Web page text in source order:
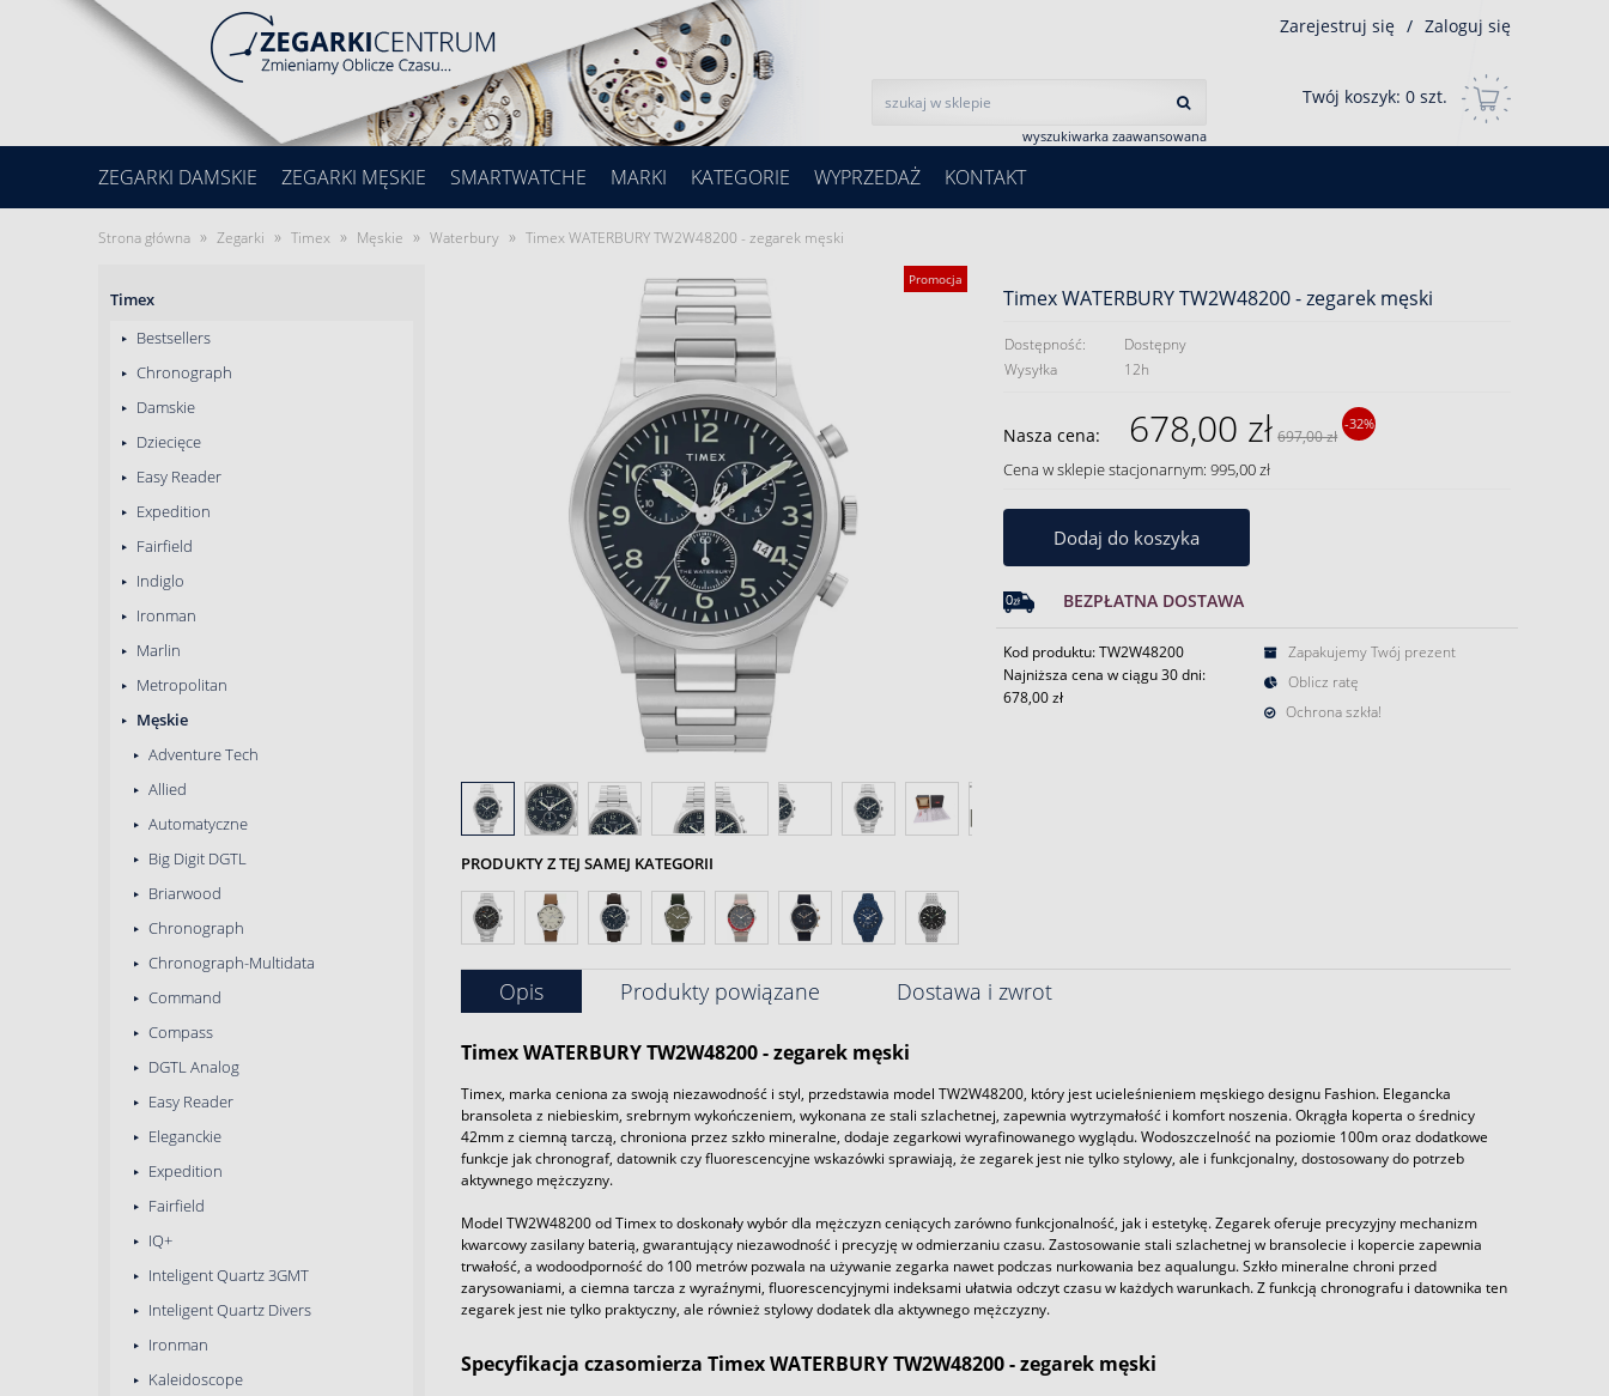
wyszukiwarka zaawansowana
Zarejestruj się / Zaloguj się
Twój koszyk: 0 szt.
ZEGARKI DAMSKIE ZEGARKI MĘSKIE SMARTWATCHE MARKI KATEGORIE WYPRZEDAŻ KONTAKT
Strona główna » Zegarki » Timex » Męskie » Waterbury » Timex WATERBURY TW2W48200 - zegarek męski
Timex
Bestsellers
Chronograph
Damskie
Dziecięce
Easy Reader
Expedition
Fairfield
Indiglo
Ironman
Marlin
Metropolitan
Męskie
Adventure Tech
Allied
Automatyczne
Big Digit DGTL
Briarwood
Chronograph
Chronograph-Multidata
Command
Compass
DGTL Analog
Easy Reader
Eleganckie
Expedition
Fairfield
IQ+
Inteligent Quartz 3GMT
Inteligent Quartz Divers
Ironman
Kaleidoscope
Promocja
PRODUKTY Z TEJ SAMEJ KATEGORII
Timex WATERBURY TW2W48200 - zegarek męski
Dostępność:
Dostępny
Wysyłka
12h
Nasza cena: 678,00 zł 697,00 zł
-32%
Cena w sklepie stacjonarnym: 995,00 zł
Dodaj do koszyka
BEZPŁATNA DOSTAWA
Kod produktu: TW2W48200
Najniższa cena w ciągu 30 dni:
678,00 zł
Zapakujemy Twój prezent
Oblicz ratę
Ochrona szkła!
Opis Produkty powiązane Dostawa i zwrot
TimexWATERBURY TW2W48200 - zegarek męski
Timex, marka ceniona za swoją niezawodność i styl, przedstawia model TW2W48200, który jest ucieleśnieniem męskiego designu Fashion. Elegancka
bransoleta z niebieskim, srebrnym wykończeniem, wykonana ze stali szlachetnej, zapewnia wytrzymałość i komfort noszenia. Okrągła koperta o średnicy
42mm z ciemną tarczą, chroniona przez szkło mineralne, dodaje zegarkowi wyrafinowanego wyglądu. Wodoszczelność na poziomie 100m oraz dodatkowe
funkcje jak chronograf, datownik czy fluorescencyjne wskazówki sprawiają, że zegarek jest nie tylko stylowy, ale i funkcjonalny, dostosowany do potrzeb
aktywnego mężczyzny.
Model TW2W48200 od Timex to doskonały wybór dla mężczyzn ceniących zarówno funkcjonalność, jak i estetykę. Zegarek oferuje precyzyjny mechanizm
kwarcowy zasilany baterią, gwarantujący niezawodność i precyzję w odmierzaniu czasu. Zastosowanie stali szlachetnej w bransolecie i kopercie zapewnia
trwałość, a wodoodporność do 100 metrów pozwala na używanie zegarka nawet podczas nurkowania bez aqualungu. Szkło mineralne chroni przed
zarysowaniami, a ciemna tarcza z wyraźnymi, fluorescencyjnymi indeksami ułatwia odczyt czasu w każdych warunkach. Z funkcją chronografu i datownika ten
zegarek jest nie tylko praktyczny, ale również stylowy dodatek dla aktywnego mężczyzny.
Specyfikacja czasomierza Timex WATERBURY TW2W48200 - zegarek męski